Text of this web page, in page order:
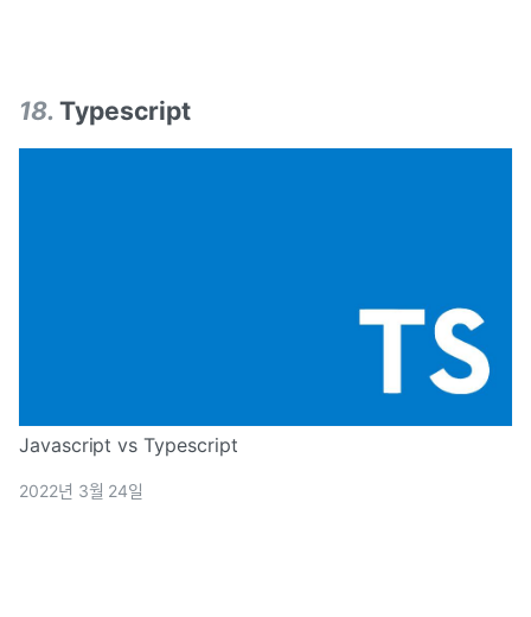
18. Typescript
Javascript vs Typescript
2022년 3월 24일